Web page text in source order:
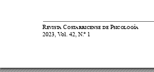

